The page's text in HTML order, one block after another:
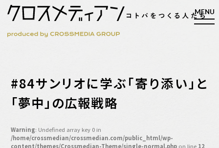
検索
マガジン
新刊ができるまで
EVENT
#84サンリオに学ぶ「寄り添い」と
「夢中」の広報戦略
Warning: Undefined array key 0 in
/home/crossmedian/crossmedian.com/public_html/wp-
content/themes/Crossmedian-Theme/single-normal.php on line 12